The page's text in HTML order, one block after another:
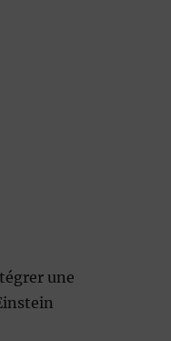
une